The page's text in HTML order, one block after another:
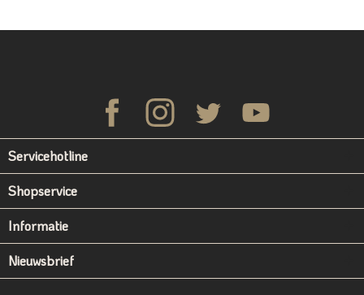
Servicehotline
Shopservice
Informatie
Nieuwsbrief